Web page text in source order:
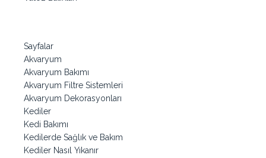
Sayfalar
Akvaryum
Akvaryum Bakımı
Akvaryum Filtre Sistemleri
Akvaryum Dekorasyonları
Kediler
Kedi Bakımı
Kedilerde Sağlık ve Bakım
Kediler Nasıl Yıkanır